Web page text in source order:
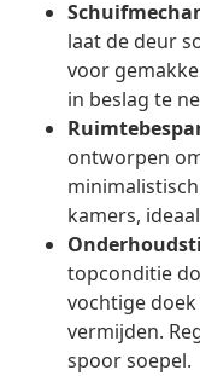
laat de deur
voor
in beslag te
ontworpen
kamers,
topconditie
vochtige
vermijden.
spoor soepel.